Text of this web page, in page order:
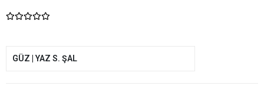
GÜZ | YAZ S. ŞAL